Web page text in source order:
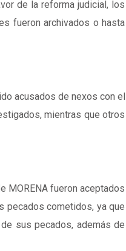
de la reforma judicial, los
fueron archivados o hasta
acusados de nexos con el
mientras que otros
MORENA fueron aceptados
pecados cometidos, ya que
sus pecados, además de